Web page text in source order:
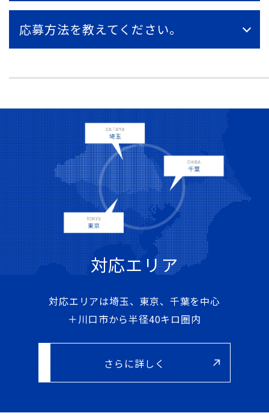
応募方法を教えてください。
対応エリア
対応エリアは埼玉、東京、千葉を中心
＋川口市から半径40キロ圏内
さらに詳しく